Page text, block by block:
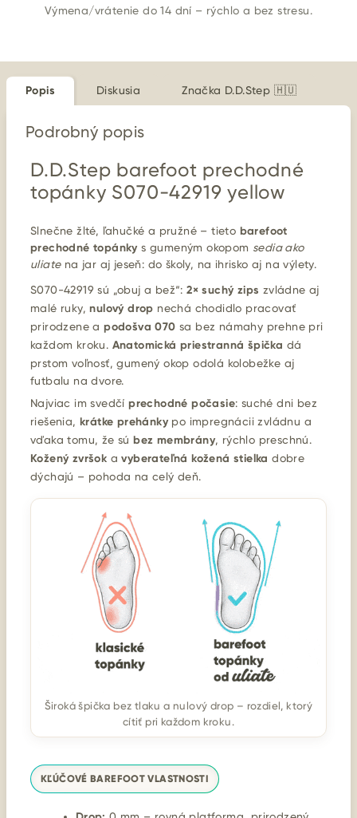
Výmena/vrátenie do 14 dní – rýchlo a bez stresu.
Popis Diskusia Značka D.D.Step 🇭🇺
Podrobný popis
D.D.Step barefoot prechodné
topánky S070-42919 yellow
Slnečne žlté, ľahučké a pružné – tieto barefoot
prechodné topánky s gumeným okopom sedia ako
uliatena jar aj jeseň: do školy, na ihrisko aj na výlety.
S070-42919 sú „obuj a bež“:2× suchý zips zvládne aj
malé ruky,nulový drop nechá chodidlo pracovať
prirodzene apodošva 070 sa bez námahy prehne pri
každom kroku. Anatomická priestranná špička dá
prstom voľnosť, gumený okop odolá kolobežke aj
futbalu na dvore.
Najviac im svedčíprechodné počasie: suché dni bez
riešenia,krátke prehánky po impregnácii zvládnu a
vďaka tomu, že súbez membrány, rýchlo preschnú.
Kožený zvršok avyberateľná kožená stielka dobre
dýchajú – pohoda na celý deň.
Široká špička bez tlaku a nulový drop – rozdiel, ktorý
cítiť pri každom kroku.
KĽÚČOVÉ BAREFOOT VLASTNOSTI